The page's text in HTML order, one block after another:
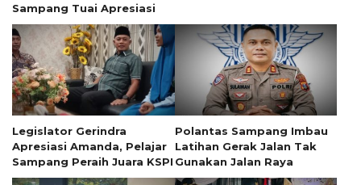
Sampang Tuai Apresiasi
Legislator Gerindra
Apresiasi Amanda, Pelajar
Sampang Peraih Juara KSPI
Polantas Sampang Imbau
Latihan Gerak Jalan Tak
Gunakan Jalan Raya